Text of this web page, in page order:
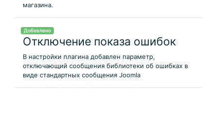
магазина.
Добавлено
Отключение показа ошибок
В настройки плагина добавлен параметр,
отключающий сообщения библиотеки об ошибках в
виде стандартных сообщения Joomla